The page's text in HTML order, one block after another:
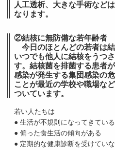
人工透析、大きな手術など
なります。
②結核に無防備な若年齢者
今日のほとんどの若者は結
いつでも他人に結核をうつ
す。結核菌を排菌する患者
感染が発生する集団感染の
ことが最近の学校や職場な
ついています。
若い人たちは
● 生活が不規則になってきている
● 偏った食生活の傾向がある
● 定期的な健康診断を受けてい